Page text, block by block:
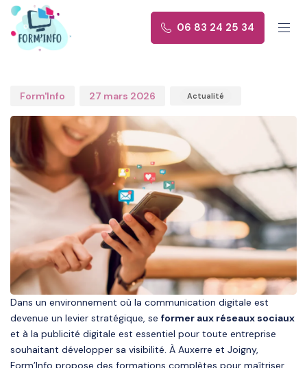
06 83 24 25 34
Author
Form'Info
Published
on:
27 mars 2026
Published
in:
Actualité
Dans un environnement où la communication digitale est
devenue un levier stratégique, se former aux réseaux sociaux
et à la publicité digitale est essentiel pour toute entreprise
souhaitant développer sa visibilité. À Auxerre et Joigny,
Form’Info propose des formations complètes pour maîtriser